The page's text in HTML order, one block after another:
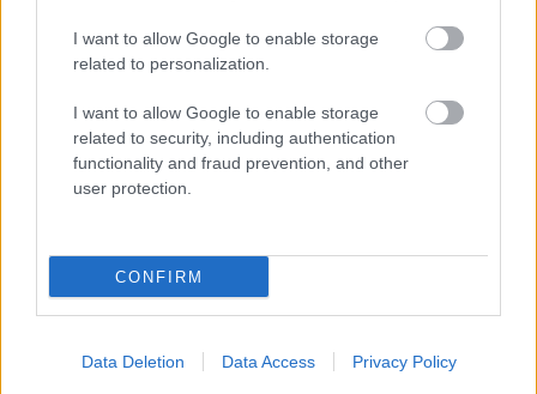
I want to allow Google to enable storage
related to personalization.
I want to allow Google to enable storage
related to security, including authentication
functionality and fraud prevention, and other
user protection.
CONFIRM
Data Deletion Data Access Privacy Policy
A Madách Színház 10 éve tárgyalt a darab
színrevitelének jogairól. Tavaly derült, ki, hogy
Koós Rékamellett -Gallusz Nikolettkapta meg,
aki úgy véli az első körben, azaz a bemutatóban
benne lenni örök élmény lesz mindenkinek.